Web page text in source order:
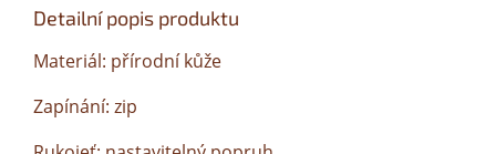
Detailní popis produktu
Materiál: přírodní kůže
Zapínání: zip